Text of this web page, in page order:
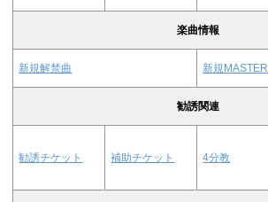
楽曲情報
新規解禁曲 新規MASTER
勧誘関連
勧誘チケット 補助チケット 4分教